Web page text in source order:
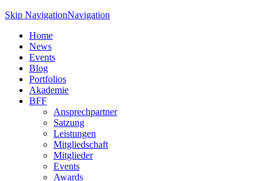
Skip NavigationNavigation
Home
News
Events
Blog
Portfolios
Akademie
BFF
Ansprechpartner
Satzung
Leistungen
Mitgliedschaft
Mitglieder
Events
Awards